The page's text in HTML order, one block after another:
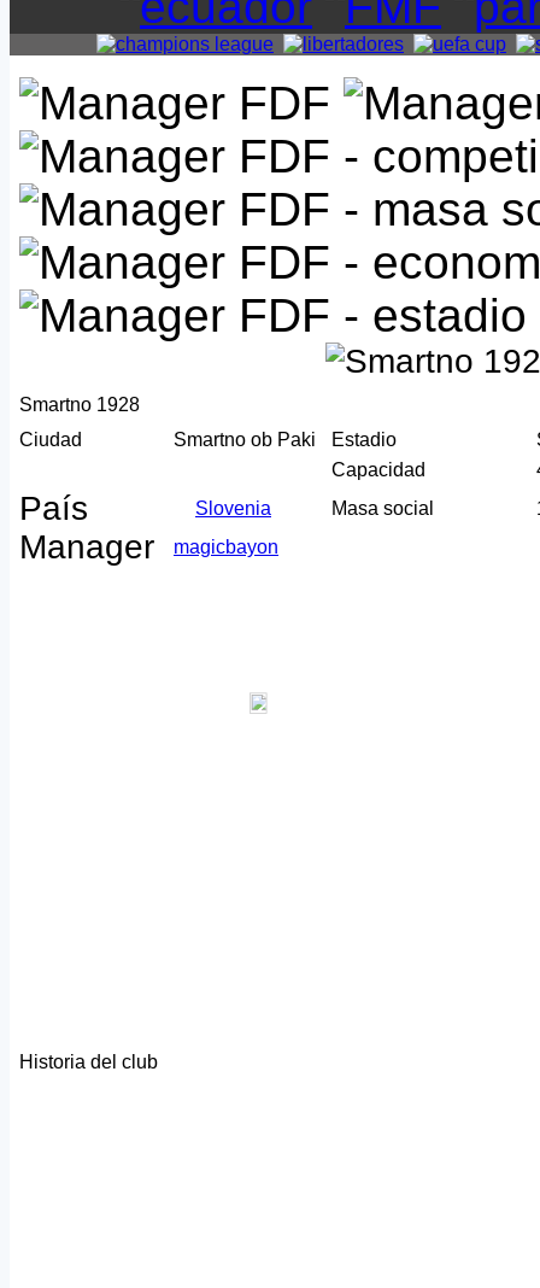
Smartno 1928
Ciudad
Smartno ob Paki Estadio
Capacidad
País Slovenia Masa social
Manager magicbayon
Historia del club